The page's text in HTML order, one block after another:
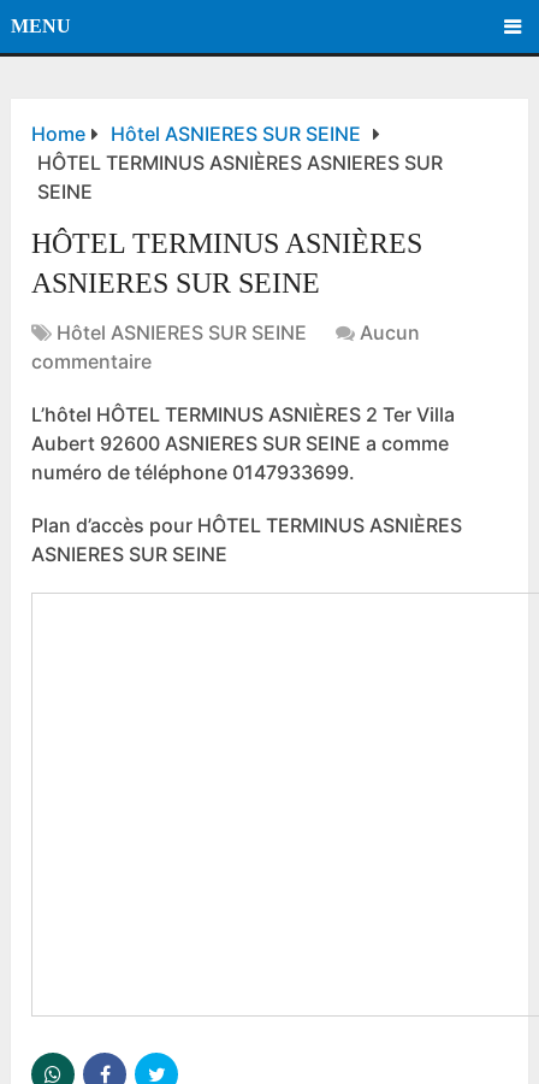
MENU
Home
Hôtel ASNIERES SUR SEINE
HÔTEL TERMINUS ASNIÈRES ASNIERES SUR
SEINE
HÔTEL TERMINUS ASNIÈRES
ASNIERES SUR SEINE
Hôtel ASNIERES SUR SEINE
Aucun
commentaire
L’hôtel HÔTEL TERMINUS ASNIÈRES 2 Ter Villa
Aubert 92600 ASNIERES SUR SEINE a comme
numéro de téléphone 0147933699.
Plan d’accès pour HÔTEL TERMINUS ASNIÈRES
ASNIERES SUR SEINE